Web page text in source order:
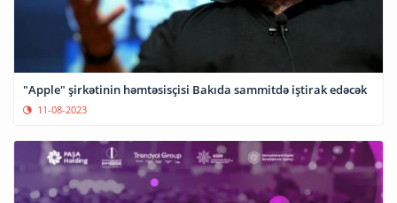
"Apple" şirkətinin həmtəsisçisi Bakıda sammitdə iştirak edəcək
11-08-2023